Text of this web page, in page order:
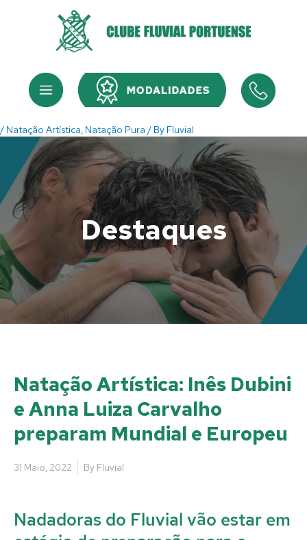
Menu Menu
/ Natação Artística, Natação Pura / By Fluvial
Destaques
Natação Artística: Inês Dubini
e Anna Luiza Carvalho
preparam Mundial e Europeu
31 Maio, 2022 By Fluvial
Nadadoras do Fluvial vão estar em